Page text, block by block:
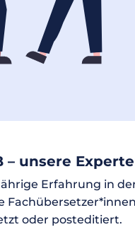
– unsere
Erfahrung in
oder posteditiert.